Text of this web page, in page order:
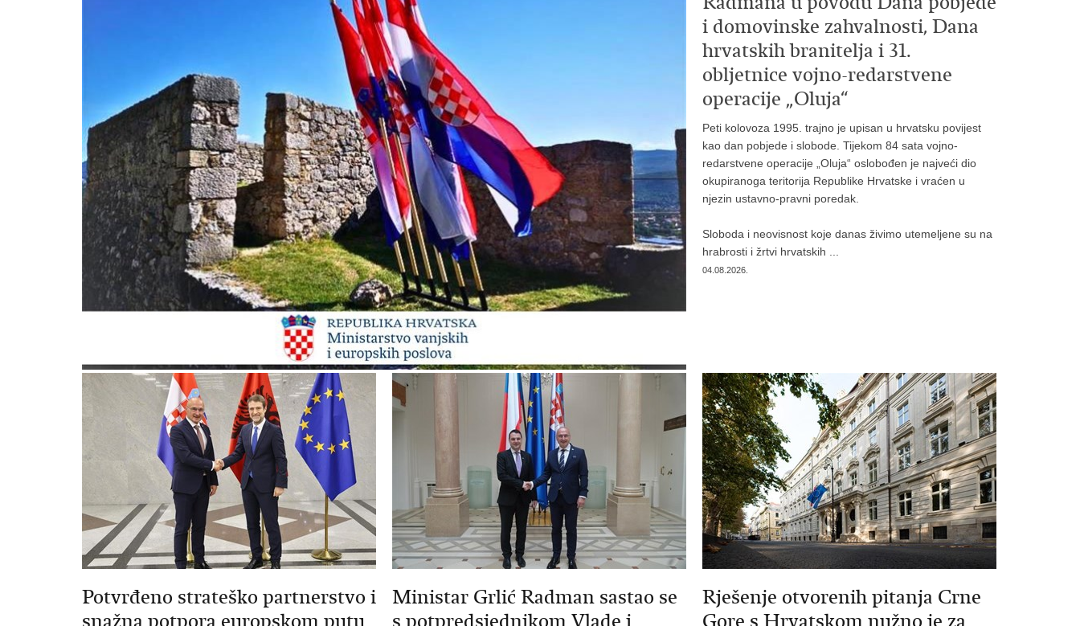
i domovinske zahvalnosti, Dana
hrvatskih branitelja i 31.
obljetnice vojno-redarstvene
operacije „Oluja“
Peti kolovoza 1995. trajno je upisan u hrvatsku povijest
kao dan pobjede i slobode. Tijekom 84 sata vojno-
redarstvene operacije „Oluja“ oslobođen je najveći dio
okupiranoga teritorija Republike Hrvatske i vraćen u
njezin ustavno-pravni poredak.
Sloboda i neovisnost koje danas živimo utemeljene su na
hrabrosti i žrtvi hrvatskih ...
04.08.2026.
Potvrđeno strateško partnerstvo i
snažna potpora europskom putu
Ministar Grlić Radman sastao se
s potpredsjednikom Vlade i
Rješenje otvorenih pitanja Crne
Gore s Hrvatskom nužno je za